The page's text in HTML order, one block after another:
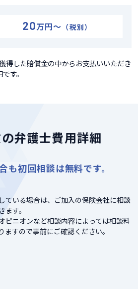
20万円～ （税別）
得した賠償金の中からお支払いいただき
す。
弁護士費用詳細
も初回相談は無料です。
ている場合は、ご加入の保険会社に相談
す。
ピニオンなど相談内容によっては相談料
ますので事前にご確認ください。